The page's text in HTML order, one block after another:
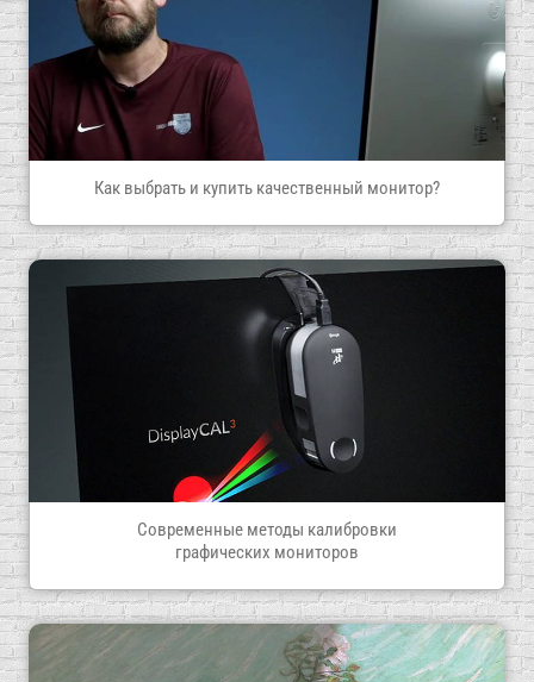
Как выбрать и купить качественный монитор?
Современные методы калибровки
графических мониторов